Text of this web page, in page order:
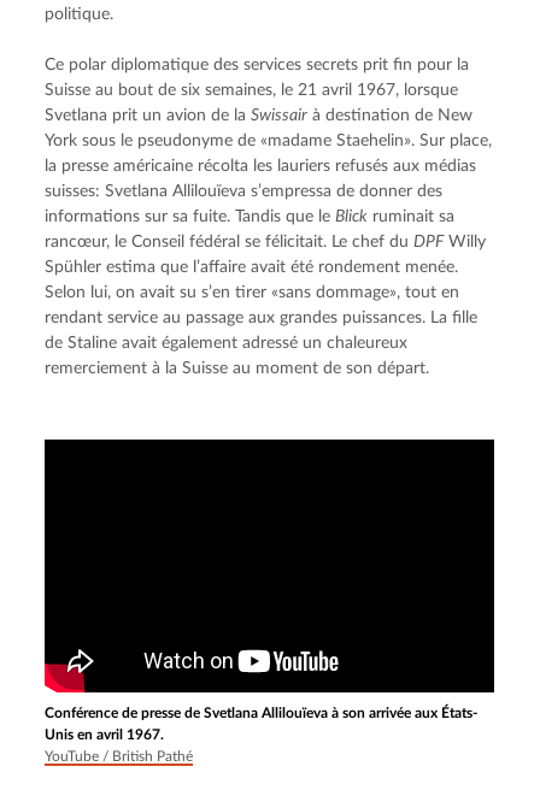
politique.
Ce polar diplomatique des services secrets prit fin pour la
Suisse au bout de six semaines, le 21 avril 1967, lorsque
Svetlana prit un avion de la Swissair à destination de New
York sous le pseudonyme de «madame Staehelin». Sur place,
la presse américaine récolta les lauriers refusés aux médias
suisses: Svetlana Allilouïeva s’empressa de donner des
informations sur sa fuite. Tandis que le Blick ruminait sa
rancœur, le Conseil fédéral se félicitait. Le chef du DPF Willy
Spühler estima que l’affaire avait été rondement menée.
Selon lui, on avait su s’en tirer «sans dommage», tout en
rendant service au passage aux grandes puissances. La fille
de Staline avait également adressé un chaleureux
remerciement à la Suisse au moment de son départ.
Conférence de presse de Svetlana Allilouïeva à son arrivée aux États-
Unis en avril 1967.
YouTube / British Pathé